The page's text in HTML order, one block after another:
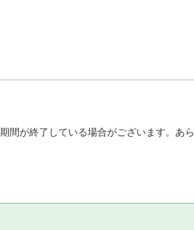
間が終了している場合がございます。あら